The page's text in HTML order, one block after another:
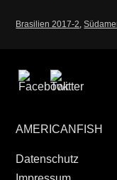
Brasilien 2017-2,
AMERICANFISH
Datenschutz